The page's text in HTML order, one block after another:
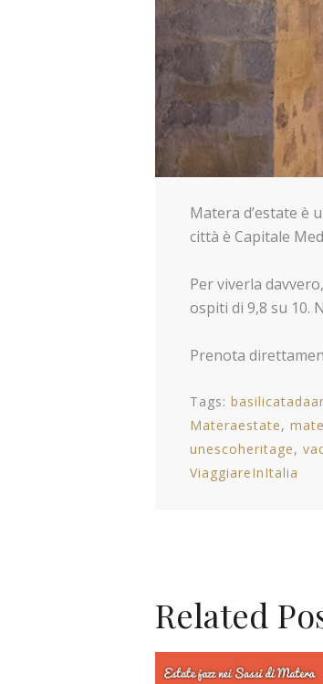
Matera d’estate è
città è Capitale
Per viverla
ospiti di 9,8 su 10.
Prenota
Tags:
Materaestate
unescoheritage
ViaggiareInItalia
Related